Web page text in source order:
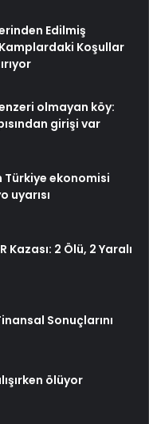
Edilmiş
Kamplardaki Koşullar
olmayan köy:
girişi var
Türkiye ekonomisi
uyarısı
Kazası: 2 Ölü, 2 Yaralı
Sonuçlarını
ölüyor